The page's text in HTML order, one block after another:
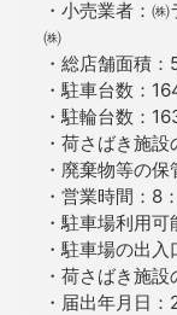
・小売業者：
㈱
・総店舗面積
・駐車台数：
・駐輪台数：
・荷さばき施
・廃棄物等の
・営業時間：8
・駐車場利用
・駐車場の出
・荷さばき施
・届出年月日